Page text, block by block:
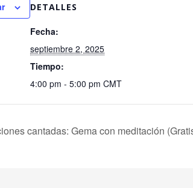
DETALLES
Fecha:
septiembre 2, 2025
Tiempo:
4:00 pm - 5:00 pm CMT
cantadas: Gema con meditación